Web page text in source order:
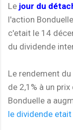
Le jour du
l'action
c'etait le 14
du dividende
Le rendement
de 2,1% à un
Bonduelle a
le dividende